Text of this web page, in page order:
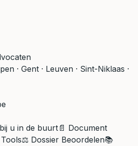
· Gent · Leuven · Sint-Niklaas ·
u in de buurt 📄 Document
⚖️ Dossier Beoordelen📚